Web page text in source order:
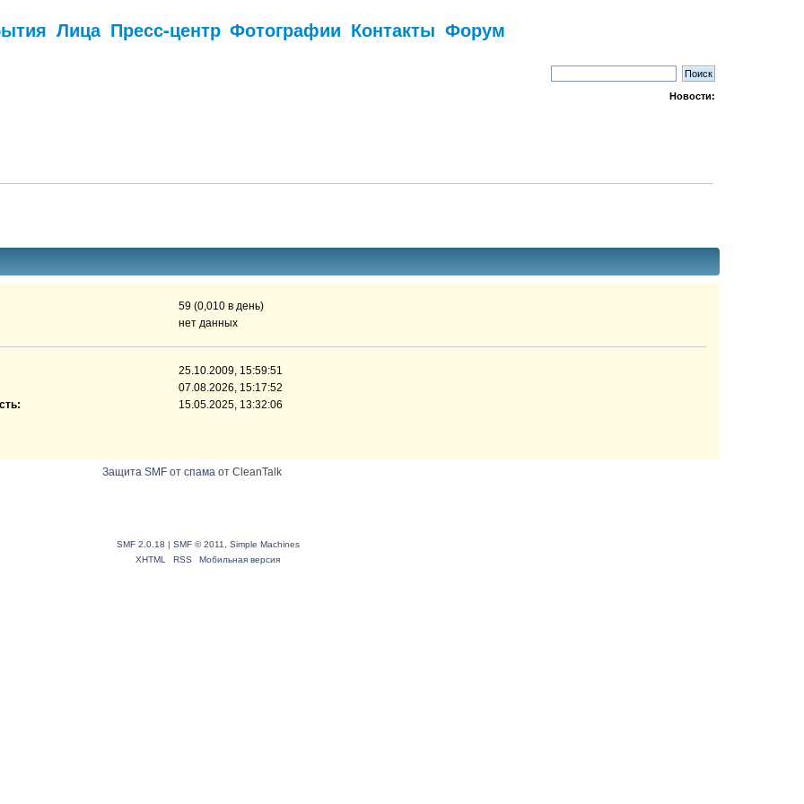
Лица Пресс-центр Фотографии Контакты Форум
Новости:
59 (0,010 в день)
нет данных
25.10.2009, 15:59:51
07.08.2026, 15:17:52
15.05.2025, 13:32:06
Защита SMF от спама от CleanTalk
SMF 2.0.18 | SMF © 2011, Simple Machines
XHTML
RSS Мобильная версия